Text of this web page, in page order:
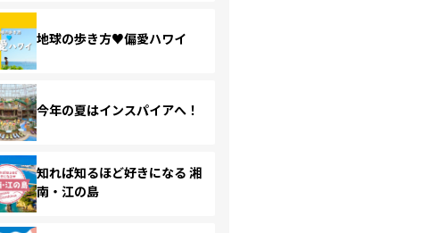
地球の歩き方♥偏愛ハワイ
今年の夏はインスパイアへ！
知れば知るほど好きになる 湘
南・江の島